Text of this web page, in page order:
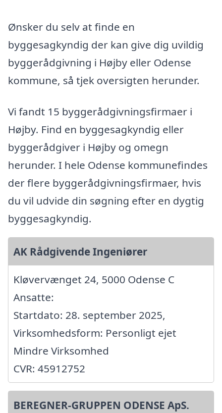
Ønsker du selv at finde en
byggesagkyndig der kan give dig uvildig
byggerådgivning i Højby eller Odense
kommune, så tjek oversigten herunder.
Vi fandt 15 byggerådgivningsfirmaer i
Højby. Find en byggesagkyndig eller
byggerådgiver i Højby og omegn
herunder. I hele Odense kommunefindes
der flere byggerådgivningsfirmaer, hvis
du vil udvide din søgning efter en dygtig
byggesagkyndig.
AK Rådgivende Ingeniører
Kløvervænget 24, 5000 Odense C
Ansatte:
Startdato: 28. september 2025,
Virksomhedsform: Personligt ejet
Mindre Virksomhed
CVR: 45912752
BEREGNER-GRUPPEN ODENSE ApS.